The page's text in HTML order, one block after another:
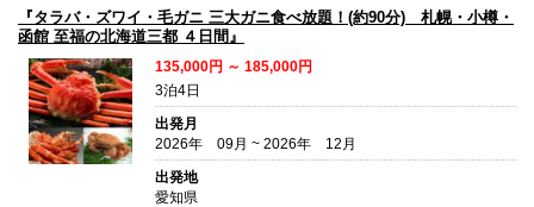
『タラバ・ズワイ・毛ガニ 三大ガニ食べ放題！(約90分) 札幌・小樽・
函館 至福の北海道三都 ４日間』
135,000円 ～ 185,000円
3泊4日
出発月
2026年 09月 ~ 2026年 12月
出発地
愛知県